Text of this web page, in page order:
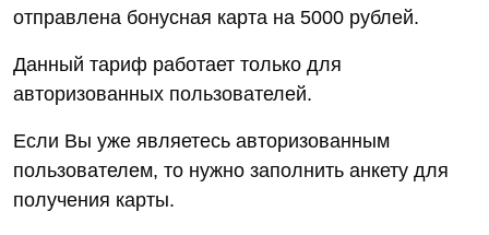
отправлена бонусная карта на 5000 рублей.
Данный тариф работает только для
авторизованных пользователей.
Если Вы уже являетесь авторизованным
пользователем, то нужно заполнить анкету для
получения карты.